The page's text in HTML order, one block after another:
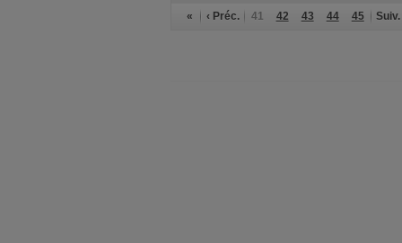
« ‹ Préc. 41 42 43 44 45 Suiv.